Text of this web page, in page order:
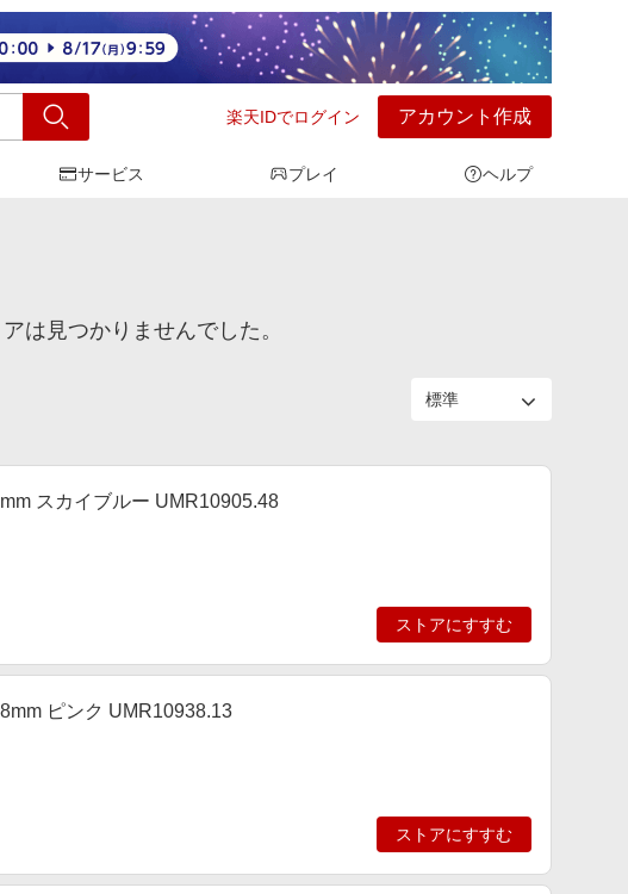
楽天IDでログイン アカウント作成
プレイ ヘルプ
は見つかりませんでした。
スカイブルー UMR10905.48
ストアにすすむ
ピンク UMR10938.13
ストアにすすむ